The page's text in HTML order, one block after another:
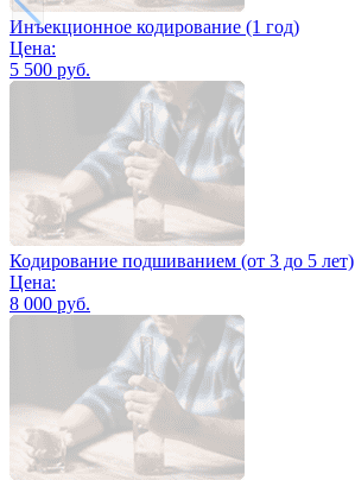
Инъекционное кодирование (1 год)
Цена:
5 500 руб.
Кодирование подшиванием (от 3 до 5 лет)
Цена:
8 000 руб.